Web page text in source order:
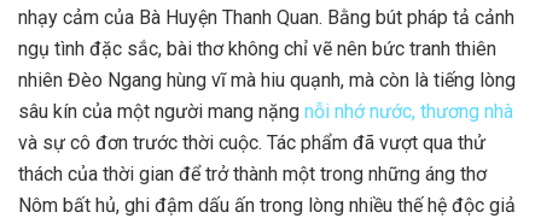
nhạy cảm của Bà Huyện Thanh Quan. Bằng bút pháp tả cảnh
ngụ tình đặc sắc, bài thơ không chỉ vẽ nên bức tranh thiên
nhiên Đèo Ngang hùng vĩ mà hiu quạnh, mà còn là tiếng lòng
sâu kín của một người mang nặng nỗi nhớ nước, thương nhà
và sự cô đơn trước thời cuộc. Tác phẩm đã vượt qua thử
thách của thời gian để trở thành một trong những áng thơ
Nôm bất hủ, ghi đậm dấu ấn trong lòng nhiều thế hệ độc giả